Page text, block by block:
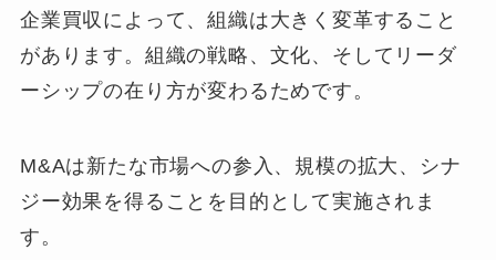
企業買収によって、組織は大きく変革すること
があります。組織の戦略、文化、そしてリーダ
ーシップの在り方が変わるためです。
M&Aは新たな市場への参入、規模の拡大、シナ
ジー効果を得ることを目的として実施されま
す。